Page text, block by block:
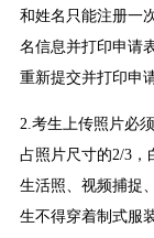
和姓名只能注册一
名信息并打印申请
重新提交并打印申
2.考生上传照片必
占照片尺寸的2/3，
生活照、视频捕捉
生不得穿着制式服